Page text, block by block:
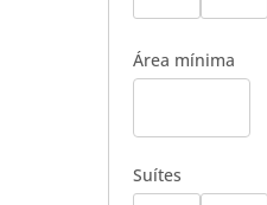
Área mínima
Suítes